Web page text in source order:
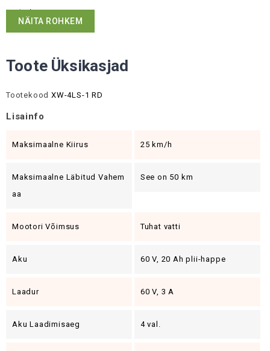
veetmises.
NÄITA ROHKEM
Toote Üksikasjad
Tootekood XW-4LS-1 RD
Lisainfo
Maksimaalne Kiirus 25 km/h
Maksimaalne Läbitud Vahem
Aa
See on 50 km
Mootori Võimsus Tuhat vatti
Aku 60 V, 20 Ah plii-happe
Laadur 60 V, 3 A
Aku Laadimisaeg 4 val.